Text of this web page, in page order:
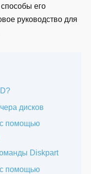
его
руководство для
дисков
с помощью
Diskpart
с помощью